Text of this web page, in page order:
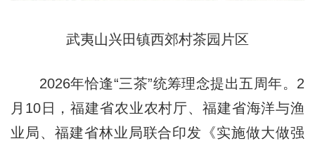
武夷山兴田镇西郊村茶园片区
2026年恰逢“三茶”统筹理念提出五周年。2
月10日，福建省农业农村厅、福建省海洋与渔
业局、福建省林业局联合印发《实施做大做强